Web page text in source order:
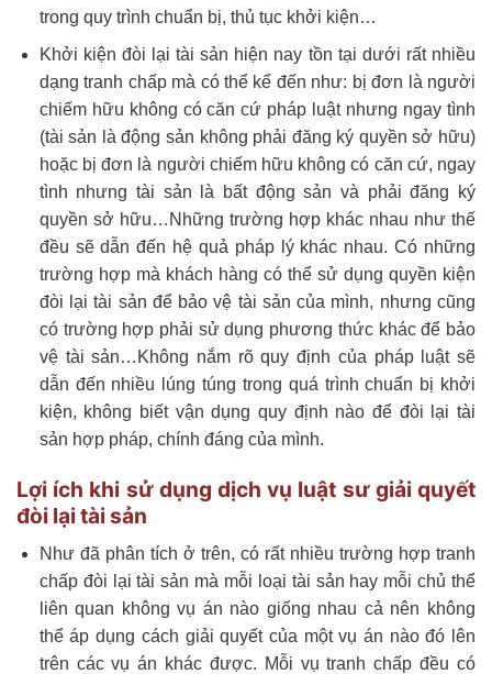
trong quy trình chuẩn bị, thủ tục khởi kiện…
Khởi kiện đòi lại tài sản hiện nay tồn tại dưới rất nhiều
dạng tranh chấp mà có thể kể đến như: bị đơn là người
chiếm hữu không có căn cứ pháp luật nhưng ngay tình
(tài sản là động sản không phải đăng ký quyền sở hữu)
hoặc bị đơn là người chiếm hữu không có căn cứ, ngay
tình nhưng tài sản là bất động sản và phải đăng ký
quyền sở hữu…Những trường hợp khác nhau như thế
đều sẽ dẫn đến hệ quả pháp lý khác nhau. Có những
trường hợp mà khách hàng có thể sử dụng quyền kiện
đòi lại tài sản để bảo vệ tài sản của mình, nhưng cũng
có trường hợp phải sử dụng phương thức khác để bảo
vệ tài sản…Không nắm rõ quy định của pháp luật sẽ
dẫn đến nhiều lúng túng trong quá trình chuẩn bị khởi
kiện, không biết vận dụng quy định nào để đòi lại tài
sản hợp pháp, chính đáng của mình.
Lợi ích khi sử dụng dịch vụ luật sư giải quyết
đòi lại tài sản
Như đã phân tích ở trên, có rất nhiều trường hợp tranh
chấp đòi lại tài sản mà mỗi loại tài sản hay mỗi chủ thể
liên quan không vụ án nào giống nhau cả nên không
thể áp dụng cách giải quyết của một vụ án nào đó lên
trên các vụ án khác được. Mỗi vụ tranh chấp đều có